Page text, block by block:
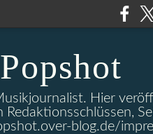
Popshot
Hier
blog.de/